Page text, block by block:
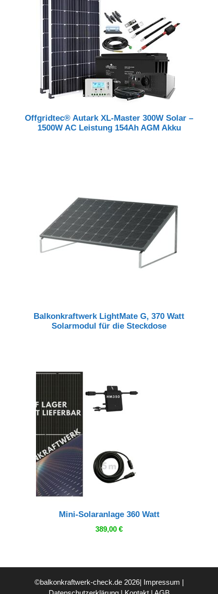
Offgridtec® Autark XL-Master 300W Solar –
1500W AC Leistung 154Ah AGM Akku
Balkonkraftwerk LightMate G, 370 Watt
Solarmodul für die Steckdose
Mini-Solaranlage 360 Watt
389,00 €
©balkonkraftwerk-check.de 2026| Impressum |